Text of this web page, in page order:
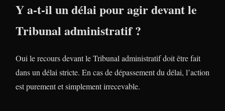
Y a-t-il un délai pour agir devant le
Tribunal administratif ?
Oui le recours devant le Tribunal administratif doit être fait
dans un délai stricte. En cas de dépassement du délai, l’action
est purement et simplement irrecevable.